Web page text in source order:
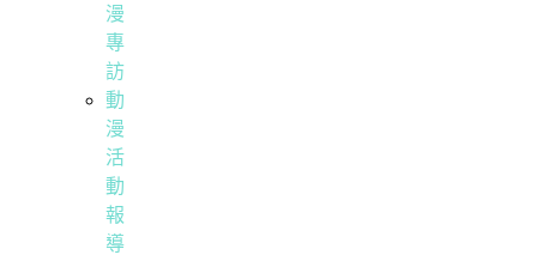
漫
專
訪
動
漫
活
動
報
導